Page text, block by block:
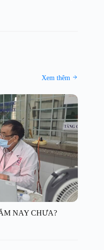
Xem thêm
NAY CHƯA?